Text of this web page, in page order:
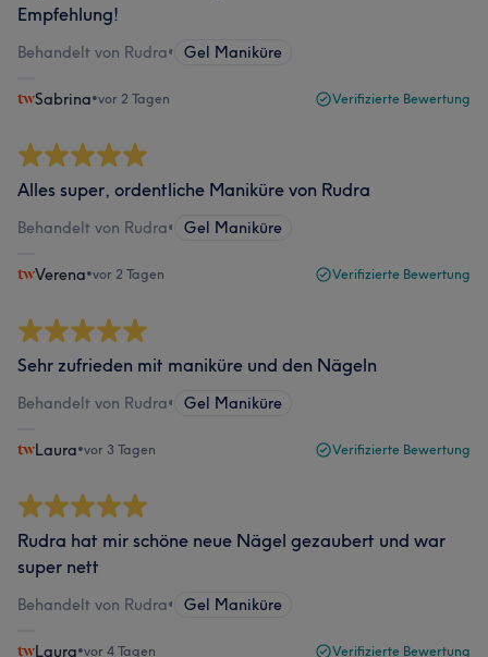
Empfehlung!
Behandelt von Rudra• Gel Maniküre
Sabrina•vor 2 Tagen Verifizierte Bewertung
Alles super, ordentliche Maniküre von Rudra
Behandelt von Rudra• Gel Maniküre
Verena•vor 2 Tagen Verifizierte Bewertung
Sehr zufrieden mit maniküre und den Nägeln
Behandelt von Rudra• Gel Maniküre
Laura•vor 3 Tagen Verifizierte Bewertung
Rudra hat mir schöne neue Nägel gezaubert und war
super nett
Behandelt von Rudra• Gel Maniküre
Laura•vor 4 Tagen Verifizierte Bewertung